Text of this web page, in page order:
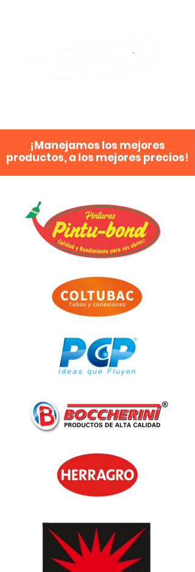
¡Manejamos los mejores
productos, a los mejores precios!